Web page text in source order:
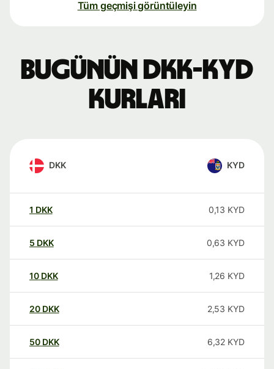
Tüm geçmişi görüntüleyin
Bugünün DKK-KYD
kurları
DKK KYD
1 DKK 0,13 KYD
5 DKK 0,63 KYD
10 DKK 1,26 KYD
20 DKK 2,53 KYD
50 DKK 6,32 KYD